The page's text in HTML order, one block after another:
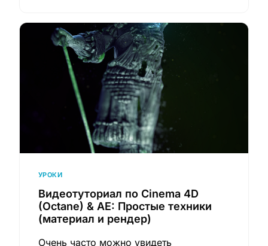
УРОКИ
Видеотуториал по Cinema 4D
(Octane) & AE: Простые техники
(материал и рендер)
Очень часто можно увидеть